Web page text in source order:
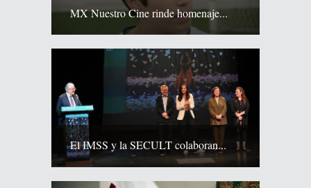
MX Nuestro Cine rinde homenaje...
El IMSS y la SECULT colaboran...